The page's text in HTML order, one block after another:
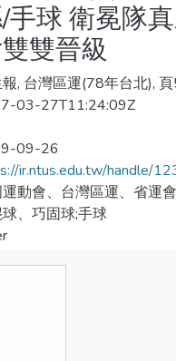
球 衛冕隊
雙晉級
, 台灣區運(78年台北),
03-27T11:24:09Z
09-26
ir.ntus.edu.tw/handle/
動會、台灣區運、省運
、巧固球;手球